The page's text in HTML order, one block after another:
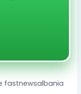
fastnewsalbania